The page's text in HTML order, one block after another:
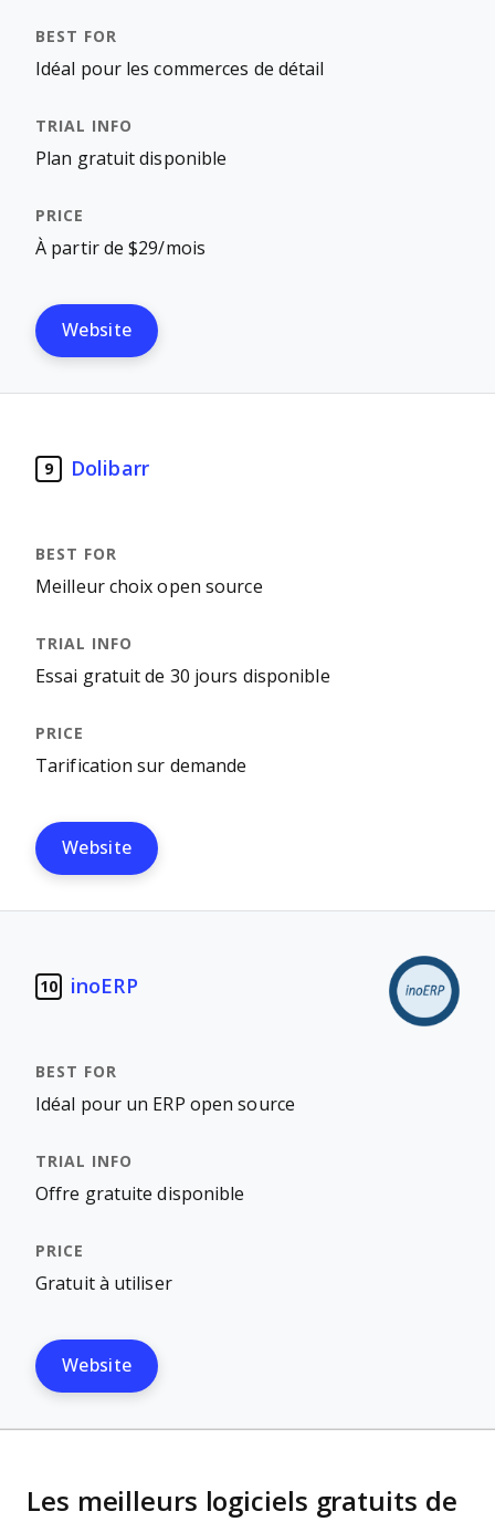
Idéal pour les commerces de détail
Plan gratuit disponible
À partir de $29/mois
Website
9 Dolibarr
Meilleur choix open source
Essai gratuit de 30 jours disponible
Tarification sur demande
Website
10 inoERP
Idéal pour un ERP open source
Offre gratuite disponible
Gratuit à utiliser
Website
Les meilleurs logiciels gratuits de